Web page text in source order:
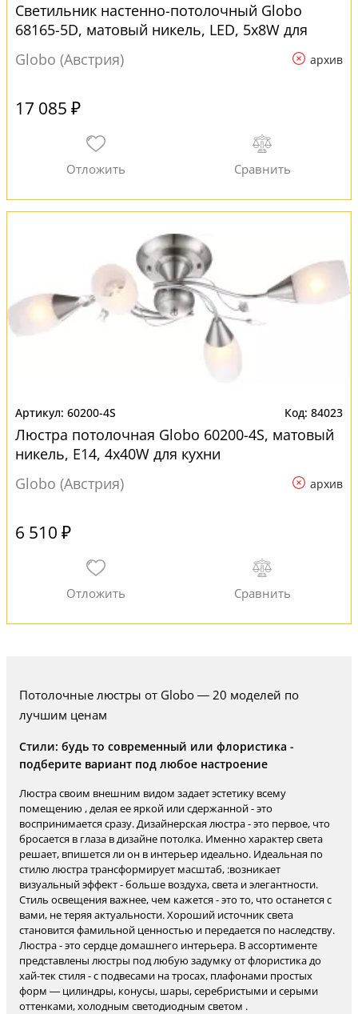
Светильник настенно-потолочный Globo
68165-5D, матовый никель, LED, 5x8W для
кухни
Globo (Австрия) архив
17 085 ₽
60200-4S 84023
Люстра потолочная Globo 60200-4S, матовый
никель, E14, 4x40W для кухни
Globo (Австрия)
архив
6 510 ₽
Потолочные люстры от Globo — 20 моделей по
лучшим ценам
Стили: будь то современный или флористика -
подберите вариант под любое настроение
Люстра своим внешним видом задает эстетику всему
помещению , делая ее яркой или сдержанной - это
воспринимается сразу. Дизайнерская люстра - это первое, что
бросается в глаза в дизайне потолка. Именно характер света
решает, впишется ли он в интерьер идеально. Идеальная по
стилю люстра трансформирует масштаб, :возникает
визуальный эффект - больше воздуха, света и элегантности.
Стиль освещения важнее, чем кажется - это то, что останется с
вами, не теряя актуальности. Хороший источник света
становится фамильной ценностью и передается по наследству.
Люстра - это сердце домашнего интерьера. В ассортименте
представлены люстры под любую задумку от флористика до
хай-тек стиля - с подвесами на тросах, плафонами простых
форм — цилиндры, конусы, шары, серебристыми и серыми
оттенками, холодным светодиодным светом .